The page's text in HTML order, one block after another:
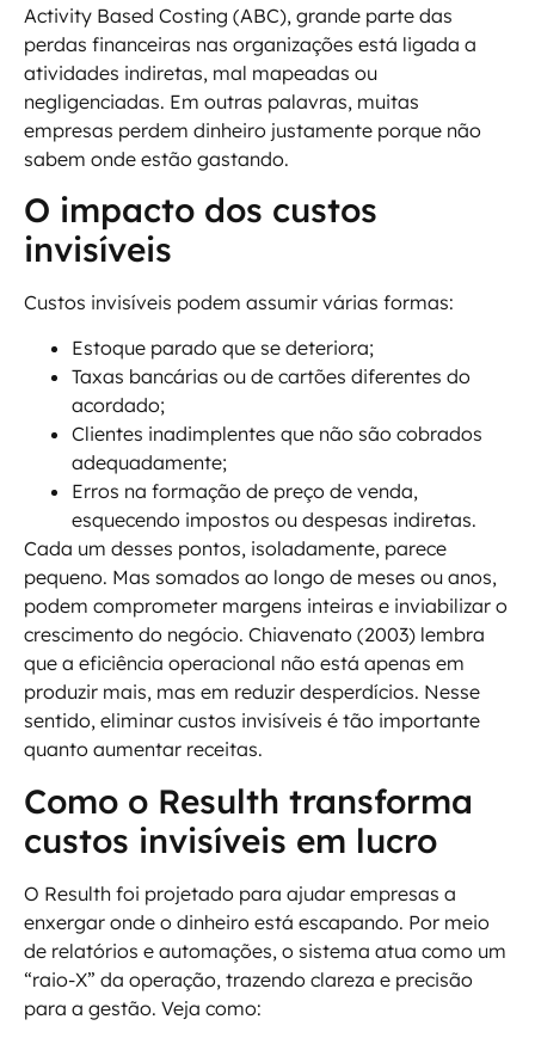
Activity Based Costing (ABC), grande parte das
perdas financeiras nas organizações está ligada a
atividades indiretas, mal mapeadas ou
negligenciadas. Em outras palavras, muitas
empresas perdem dinheiro justamente porque não
sabem onde estão gastando.
O impacto dos custos
invisíveis
Custos invisíveis podem assumir várias formas:
Estoque parado que se deteriora;
Taxas bancárias ou de cartões diferentes do
acordado;
Clientes inadimplentes que não são cobrados
adequadamente;
Erros na formação de preço de venda,
esquecendo impostos ou despesas indiretas.
Cada um desses pontos, isoladamente, parece
pequeno. Mas somados ao longo de meses ou anos,
podem comprometer margens inteiras e inviabilizar o
crescimento do negócio. Chiavenato (2003) lembra
que a eficiência operacional não está apenas em
produzir mais, mas em reduzir desperdícios. Nesse
sentido, eliminar custos invisíveis é tão importante
quanto aumentar receitas.
Como o Resulth transforma
custos invisíveis em lucro
O Resulth foi projetado para ajudar empresas a
enxergar onde o dinheiro está escapando. Por meio
de relatórios e automações, o sistema atua como um
“raio-X” da operação, trazendo clareza e precisão
para a gestão. Veja como: